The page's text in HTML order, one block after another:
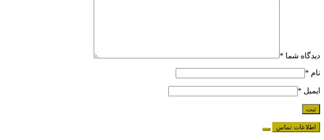
دیدگاه شما *
نام *
ایمیل *
اطلاعات تماس